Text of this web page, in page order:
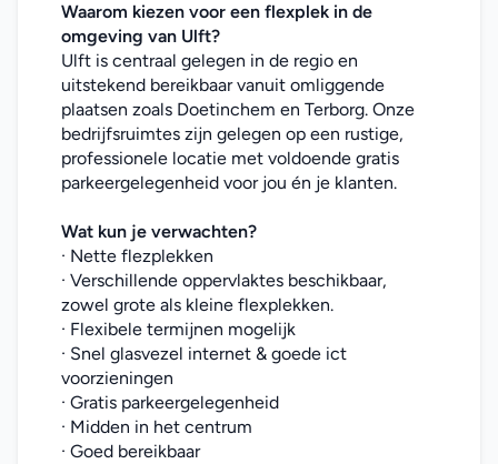
Waarom kiezen voor een flexplek in de
omgeving van Ulft?
Ulft is centraal gelegen in de regio en
uitstekend bereikbaar vanuit omliggende
plaatsen zoals Doetinchem en Terborg. Onze
bedrijfsruimtes zijn gelegen op een rustige,
professionele locatie met voldoende gratis
parkeergelegenheid voor jou én je klanten.
Wat kun je verwachten?
· Nette flezplekken
· Verschillende oppervlaktes beschikbaar,
zowel grote als kleine flexplekken.
· Flexibele termijnen mogelijk
· Snel glasvezel internet & goede ict
voorzieningen
· Gratis parkeergelegenheid
· Midden in het centrum
· Goed bereikbaar